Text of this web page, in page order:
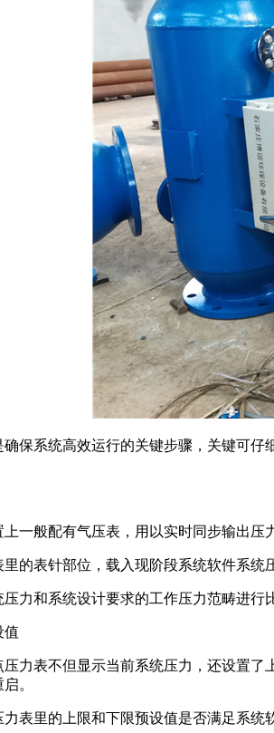
确保系统高效运行的关键步骤，关键可
一般配有气压表，用以实时同步输出压
的表针部位，载入现阶段系统软件系统
力和系统设计要求的工作压力范畴进
值
力表不但显示当前系统压力，还设置
。
表里的上限和下限预设值是否满足系